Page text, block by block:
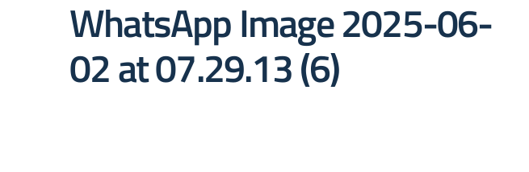
WhatsApp Image 2025-06-
02 at 07.29.13 (6)